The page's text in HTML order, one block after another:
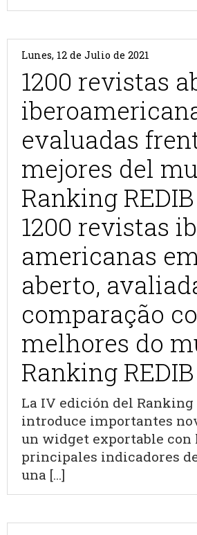
Lunes, 12 de Julio de 2021
1200 revistas
evaluadas
mejores del
Ranking
1200 revistas
americanas
aberto,
comparação
melhores do
Ranking
La IV edición del Ranking
introduce importantes
un widget exportable con
principales indicadores
una [...]